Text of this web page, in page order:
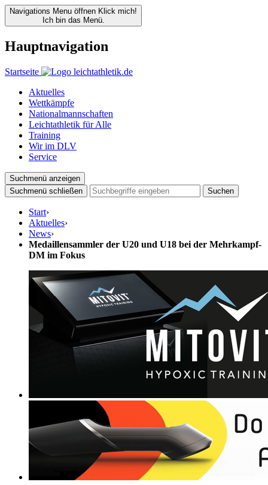
Navigations Menu öffnen Klick mich!
Ich bin das Menü.
Hauptnavigation
Startseite
Aktuelles
Wettkämpfe
Nationalmannschaften
Leichtathletik für Alle
Training
Wir im DLV
Service
Suchmenü anzeigen
Suchmenü schließen
Suchen
Start›
Aktuelles›
News›
Medaillensammler der U20 und U18 bei der Mehrkampf-
DM im Fokus